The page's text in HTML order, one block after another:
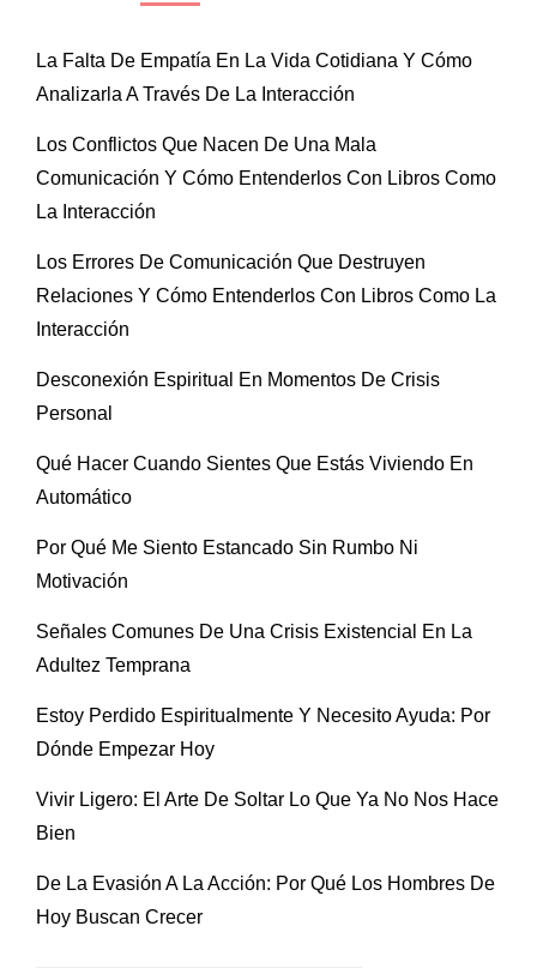
La Falta De Empatía En La Vida Cotidiana Y Cómo
Analizarla A Través De La Interacción
Los Conflictos Que Nacen De Una Mala
Comunicación Y Cómo Entenderlos Con Libros Como
La Interacción
Los Errores De Comunicación Que Destruyen
Relaciones Y Cómo Entenderlos Con Libros Como La
Interacción
Desconexión Espiritual En Momentos De Crisis
Personal
Qué Hacer Cuando Sientes Que Estás Viviendo En
Automático
Por Qué Me Siento Estancado Sin Rumbo Ni
Motivación
Señales Comunes De Una Crisis Existencial En La
Adultez Temprana
Estoy Perdido Espiritualmente Y Necesito Ayuda: Por
Dónde Empezar Hoy
Vivir Ligero: El Arte De Soltar Lo Que Ya No Nos Hace
Bien
De La Evasión A La Acción: Por Qué Los Hombres De
Hoy Buscan Crecer